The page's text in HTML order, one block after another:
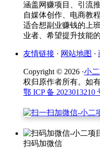
涵盖网赚项目、引流
自媒体创作、电商教
适合想副业赚钱的上
业者、希望提升技能
友情链接 · 网站地图 ·
Copyright © 2026 ·小
权归原作者所有。如
鄂 ICP 备 2023013210
扫码加微信